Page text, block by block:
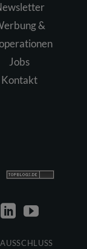
&
Jobs
Kontakt